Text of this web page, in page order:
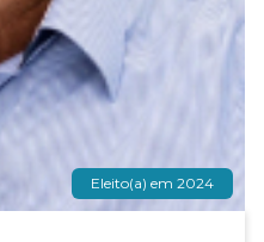
Eleito(a) em 2024